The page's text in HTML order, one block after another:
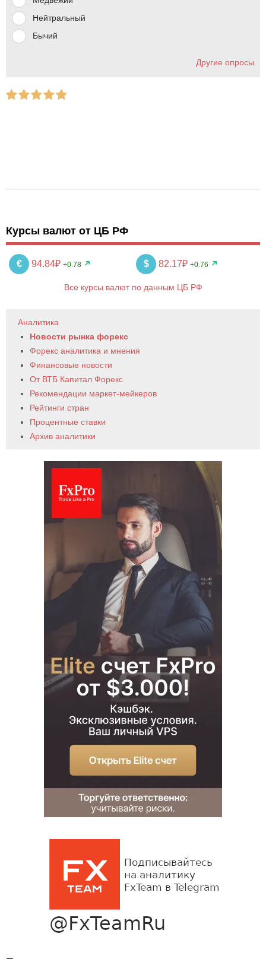
Нейтральный
Бычий
Другие опросы
Курсы валют от ЦБ РФ
€ 94.84₽ +0.78 $ 82.17₽ +0.76
Все курсы валют по данным ЦБ РФ
Аналитика
Новости рынка форекс
Форекс аналитика и мнения
Финансовые новости
От ВТБ Капитал Форекс
Рекомендации маркет-мейкеров
Рейтинги стран
Процентные ставки
Архив аналитики